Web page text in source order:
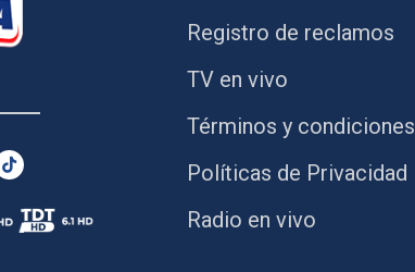
Registro de reclamos
TV en vivo
Términos y condiciones
Políticas de Privacidad
Radio en vivo